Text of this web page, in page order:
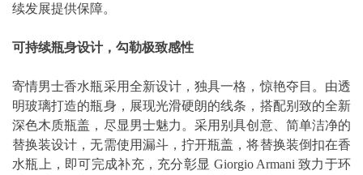
续发展提供保障。
可持续瓶身设计，勾勒极致感性
寄情男士香水瓶采用全新设计，独具一格，惊艳夺目。由透
明玻璃打造的瓶身，展现光滑硬朗的线条，搭配别致的全新
深色木质瓶盖，尽显男士魅力。采用别具创意、简单洁净的
替换装设计，无需使用漏斗，拧开瓶盖，将替换装倒扣在香
水瓶上，即可完成补充，充分彰显 Giorgio Armani 致力于环